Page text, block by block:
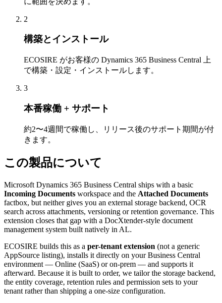
2
構築とインストール
ECOSIRE がお客様の Dynamics 365 Business Central 上
で構築・設定・インストールします。
3
本番稼働 + サポート
約2〜4週間で稼働し、リリース後のサポート期間が付
きます。
この製品について
Microsoft Dynamics 365 Business Central ships with a basic
Incoming Documents workspace and the Attached Documents
factbox, but neither gives you an external storage backend, OCR
search across attachments, versioning or retention governance. This
extension closes that gap with a DocXtender-style document
management system built natively in AL.
ECOSIRE builds this as a per-tenant extension (not a generic
AppSource listing), installs it directly on your Business Central
environment — Online (SaaS) or on-prem — and supports it
afterward. Because it is built to order, we tailor the storage backend,
the entity coverage, retention rules and permission sets to your
tenant rather than shipping a one-size configuration.